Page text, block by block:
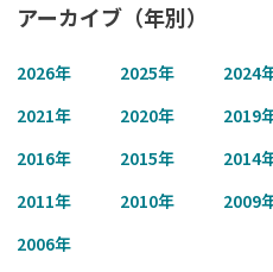
アーカイブ（年別）
2026年 2025年 2024
2021年 2020年 2019
2016年 2015年 2014
2011年 2010年 2009
2006年